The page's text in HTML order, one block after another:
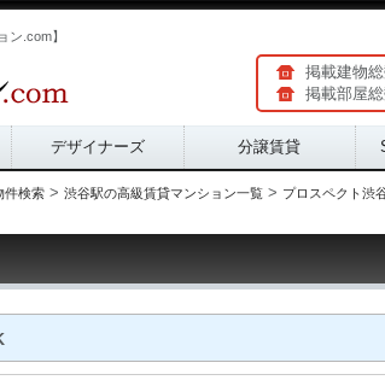
ン.com】
掲載建物総
掲載部屋総
デザイナーズ 分譲賃貸
件検索 > 渋谷駅の高級賃貸マンション一覧 > プロスペクト渋